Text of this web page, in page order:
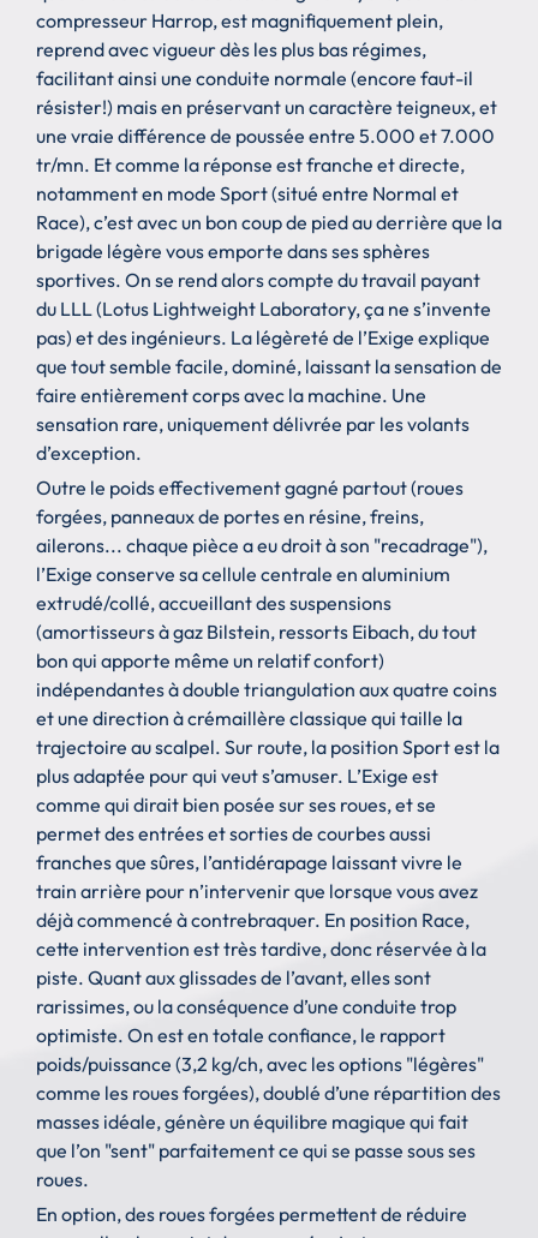
compresseur Harrop, est magnifiquement plein,
reprend avec vigueur dès les plus bas régimes,
facilitant ainsi une conduite normale (encore faut-il
résister!) mais en préservant un caractère teigneux, et
une vraie différence de poussée entre 5.000 et 7.000
tr/mn. Et comme la réponse est franche et directe,
notamment en mode Sport (situé entre Normal et
Race), c’est avec un bon coup de pied au derrière que la
brigade légère vous emporte dans ses sphères
sportives. On se rend alors compte du travail payant
du LLL (Lotus Lightweight Laboratory, ça ne s’invente
pas) et des ingénieurs. La légèreté de l’Exige explique
que tout semble facile, dominé, laissant la sensation de
faire entièrement corps avec la machine. Une
sensation rare, uniquement délivrée par les volants
d’exception.
Outre le poids effectivement gagné partout (roues
forgées, panneaux de portes en résine, freins,
ailerons... chaque pièce a eu droit à son "recadrage"),
l’Exige conserve sa cellule centrale en aluminium
extrudé/collé, accueillant des suspensions
(amortisseurs à gaz Bilstein, ressorts Eibach, du tout
bon qui apporte même un relatif confort)
indépendantes à double triangulation aux quatre coins
et une direction à crémaillère classique qui taille la
trajectoire au scalpel. Sur route, la position Sport est la
plus adaptée pour qui veut s’amuser. L’Exige est
comme qui dirait bien posée sur ses roues, et se
permet des entrées et sorties de courbes aussi
franches que sûres, l’antidérapage laissant vivre le
train arrière pour n’intervenir que lorsque vous avez
déjà commencé à contrebraquer. En position Race,
cette intervention est très tardive, donc réservée à la
piste. Quant aux glissades de l’avant, elles sont
rarissimes, ou la conséquence d’une conduite trop
optimiste. On est en totale confiance, le rapport
poids/puissance (3,2 kg/ch, avec les options "légères"
comme les roues forgées), doublé d’une répartition des
masses idéale, génère un équilibre magique qui fait
que l’on "sent" parfaitement ce qui se passe sous ses
roues.
En option, des roues forgées permettent de réduire